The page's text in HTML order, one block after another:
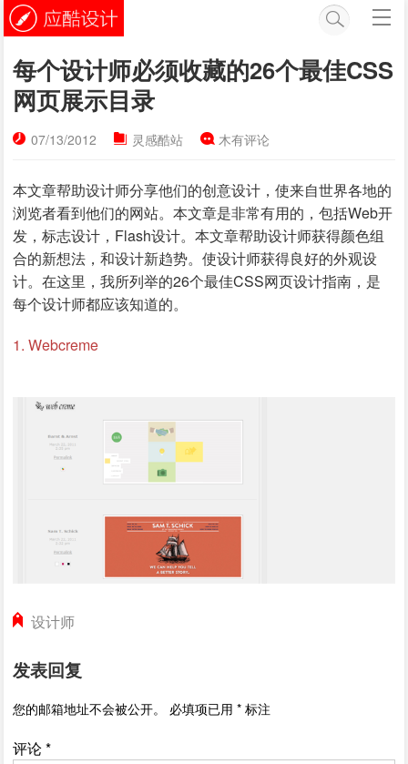
每个设计师必须收藏的26个最佳CSS
网页展示目录
07/13/2012 灵感酷站 木有评论
本文章帮助设计师分享他们的创意设计，使来自世界各地的
浏览者看到他们的网站。本文章是非常有用的，包括Web开
发，标志设计，Flash设计。本文章帮助设计师获得颜色组
合的新想法，和设计新趋势。使设计师获得良好的外观设
计。在这里，我所列举的26个最佳CSS网页设计指南，是
每个设计师都应该知道的。
1. Webcreme
设计师
发表回复
您的邮箱地址不会被公开。 必填项已用* 标注
评论*